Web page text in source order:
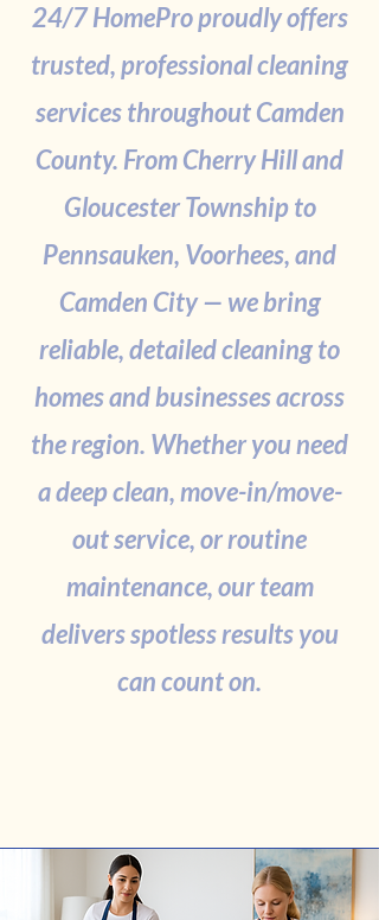
24/7 HomePro proudly offers
trusted, professional cleaning
services throughout Camden
County. From Cherry Hill and
Gloucester Township to
Pennsauken, Voorhees, and
Camden City — we bring
reliable, detailed cleaning to
homes and businesses across
the region. Whether you need
a deep clean, move-in/move-
out service, or routine
maintenance, our team
delivers spotless results you
can count on.